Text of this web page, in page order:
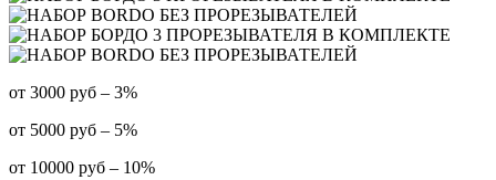
от 3000 руб – 3%
от 5000 руб – 5%
от 10000 руб – 10%